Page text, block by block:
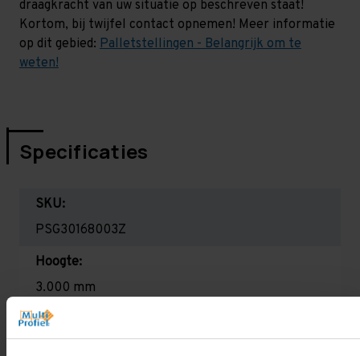
draagkracht van uw situatie op beschreven staat!
Kortom, bij twijfel contact opnemen! Meer informatie
op dit gebied: Palletstellingen - Belangrijk om te
weten!
Specificaties
SKU:
PSG30168003Z
Hoogte:
3.000 mm
Diepte: